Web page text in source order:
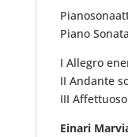
Piano
I Allegro
II Andante
III Affettuoso
Einari